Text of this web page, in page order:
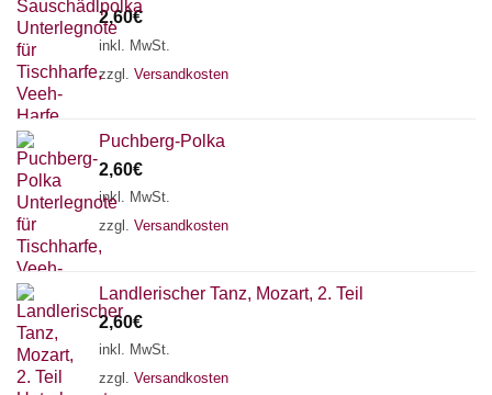
2,60€
inkl. MwSt.
zzgl. Versandkosten
Puchberg-Polka
2,60€
inkl. MwSt.
zzgl. Versandkosten
Landlerischer Tanz, Mozart, 2. Teil
2,60€
inkl. MwSt.
zzgl. Versandkosten